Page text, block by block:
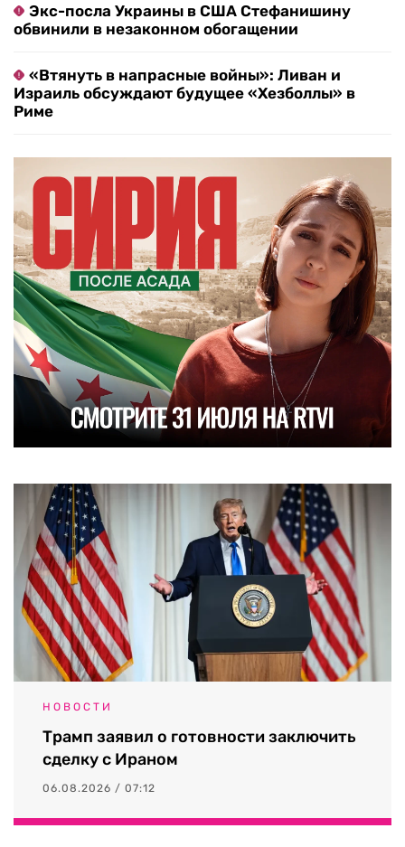
Экс-посла Украины в США Стефанишину
обвинили в незаконном обогащении
«Втянуть в напрасные войны»: Ливан и
Израиль обсуждают будущее «Хезболлы» в
Риме
НОВОСТИ
Трамп заявил о готовности заключить
сделку с Ираном
06.08.2026 / 07:12